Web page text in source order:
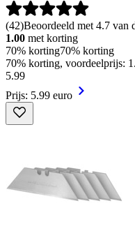
(42)Beoordeeld met 4.7 van
1.00 met korting
70% korting70% korting
70% korting, voordeelprijs:
5.99
Prijs: 5.99 euro